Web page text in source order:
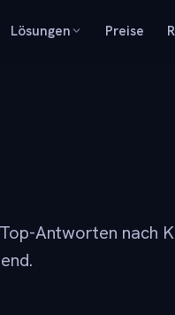
Lösungen Preise
Antworten nach